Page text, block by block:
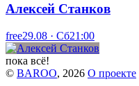
Алексей Станков
free29.08 · Сб21:00
пока всё!
© BAROO, 2026 О проекте